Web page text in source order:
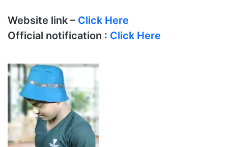
Website link – Click Here
Official notification : Click Here